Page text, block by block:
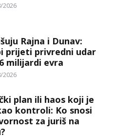
2026
Rajna i Dunav:
prijeti privredni udar
milijardi evra
2026
plan ili haos koji je
kontroli: Ko snosi
za juriš na